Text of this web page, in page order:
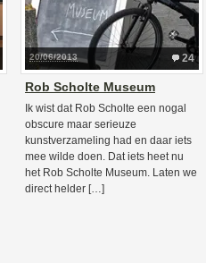
24
20/06/2013
Rob Scholte Museum
Ik wist dat Rob Scholte een nogal
obscure maar serieuze
kunstverzameling had en daar iets
mee wilde doen. Dat iets heet nu
het Rob Scholte Museum. Laten we
direct helder […]